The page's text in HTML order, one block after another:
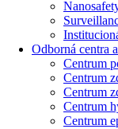
Odborná centra
Centrum
Centrum
Centrum
Centrum
Centrum